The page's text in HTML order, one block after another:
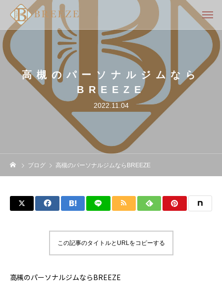
高槻のパーソナルジムなら
BREEZE
2022.11.04
ブログ 高槻のパーソナルジムならBREEZE
この記事のタイトルとURLをコピーする
高槻のパーソナルジムならBREEZE